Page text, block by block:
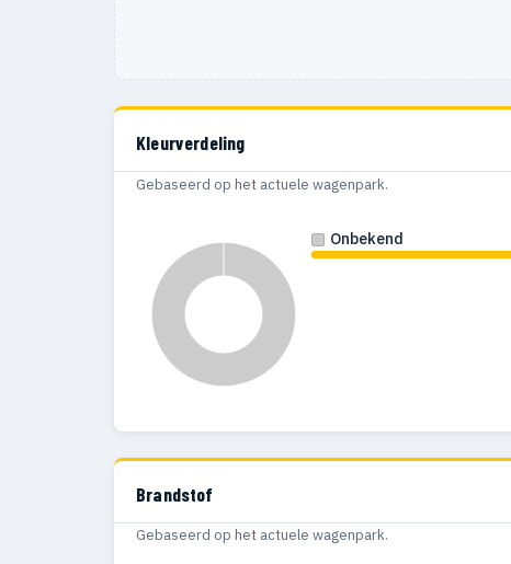
Kleurverdeling
Gebaseerd op het actuele wagenpark.
Onbekend
Brandstof
Gebaseerd op het actuele wagenpark.